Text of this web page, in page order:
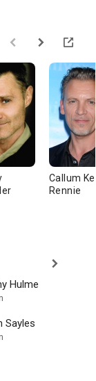
Callum
Rennie
Hulme
Sayles